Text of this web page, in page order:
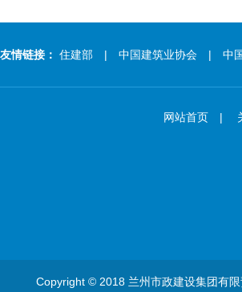
友情链接： 住建部 | 中国建筑业协会 | 中国
网站首页 |
Copyright © 2018 兰州市政建设集团有